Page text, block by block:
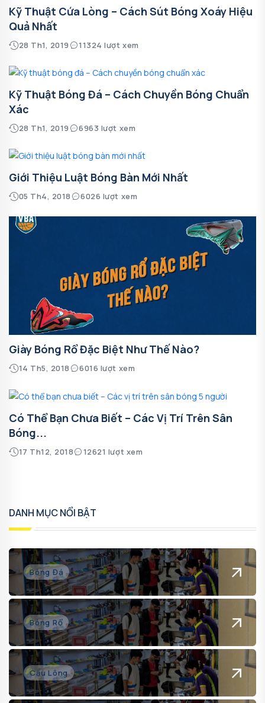
Kỹ Thuật Cứa Lòng – Cách Sút Bóng Xoáy Hiệu
Quả Nhất
28 Th1, 2019 11324 lượt xem
Kỹ Thuật Bóng Đá – Cách Chuyền Bóng Chuẩn
Xác
28 Th1, 2019 6963 lượt xem
Giới Thiệu Luật Bóng Bàn Mới Nhất
05 Th4, 2018 6026 lượt xem
Giày Bóng Rổ Đặc Biệt Như Thế Nào?
14 Th5, 2018 6016 lượt xem
Có Thể Bạn Chưa Biết – Các Vị Trí Trên Sân
Bóng...
17 Th12, 2018 12621 lượt xem
DANH MỤC NỔI BẬT
Bóng Đá
Bóng Rổ
Cầu Lông